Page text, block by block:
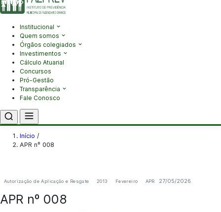
Institucional
Quem somos
Órgãos colegiados
Investimentos
Cálculo Atuarial
Concursos
Pró-Gestão
Transparência
Fale Conosco
Início /
APR nº 008
Autorização de Aplicação e Resgate 2013 Fevereiro APR 27/05/2026
APR nº 008